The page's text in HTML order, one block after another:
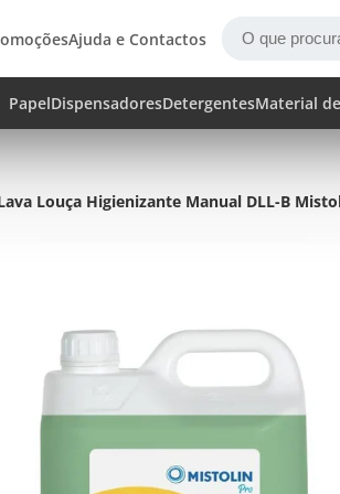
Ajuda e Contactos
PapelDispensadoresDetergentesMaterial
Louça Higienizante Manual DLL-B